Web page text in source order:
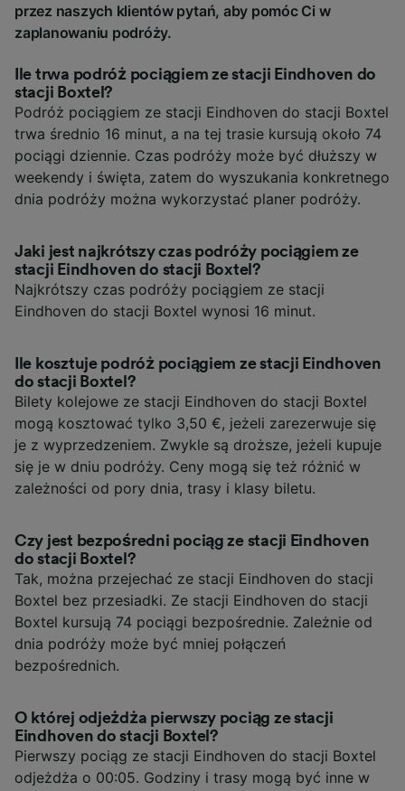
przez naszych klientów pytań, aby pomóc Ci w
zaplanowaniu podróży.
Ile trwa podróż pociągiem ze stacji Eindhoven do
stacji Boxtel?
Podróż pociągiem ze stacji Eindhoven do stacji Boxtel
trwa średnio 16 minut, a na tej trasie kursują około 74
pociągi dziennie. Czas podróży może być dłuższy w
weekendy i święta, zatem do wyszukania konkretnego
dnia podróży można wykorzystać planer podróży.
Jaki jest najkrótszy czas podróży pociągiem ze
stacji Eindhoven do stacji Boxtel?
Najkrótszy czas podróży pociągiem ze stacji
Eindhoven do stacji Boxtel wynosi 16 minut.
Ile kosztuje podróż pociągiem ze stacji Eindhoven
do stacji Boxtel?
Bilety kolejowe ze stacji Eindhoven do stacji Boxtel
mogą kosztować tylko 3,50 €, jeżeli zarezerwuje się
je z wyprzedzeniem. Zwykle są droższe, jeżeli kupuje
się je w dniu podróży. Ceny mogą się też różnić w
zależności od pory dnia, trasy i klasy biletu.
Czy jest bezpośredni pociąg ze stacji Eindhoven
do stacji Boxtel?
Tak, można przejechać ze stacji Eindhoven do stacji
Boxtel bez przesiadki. Ze stacji Eindhoven do stacji
Boxtel kursują 74 pociągi bezpośrednie. Zależnie od
dnia podróży może być mniej połączeń
bezpośrednich.
O której odjeżdża pierwszy pociąg ze stacji
Eindhoven do stacji Boxtel?
Pierwszy pociąg ze stacji Eindhoven do stacji Boxtel
odjeżdża o 00:05. Godziny i trasy mogą być inne w